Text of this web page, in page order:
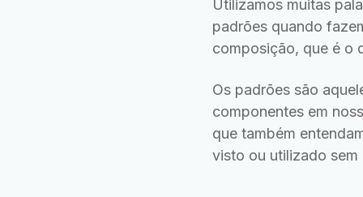
Utilizamos muitas
padrões quando
composição, que é o
Os padrões são
componentes em
que também
visto ou utilizado sem